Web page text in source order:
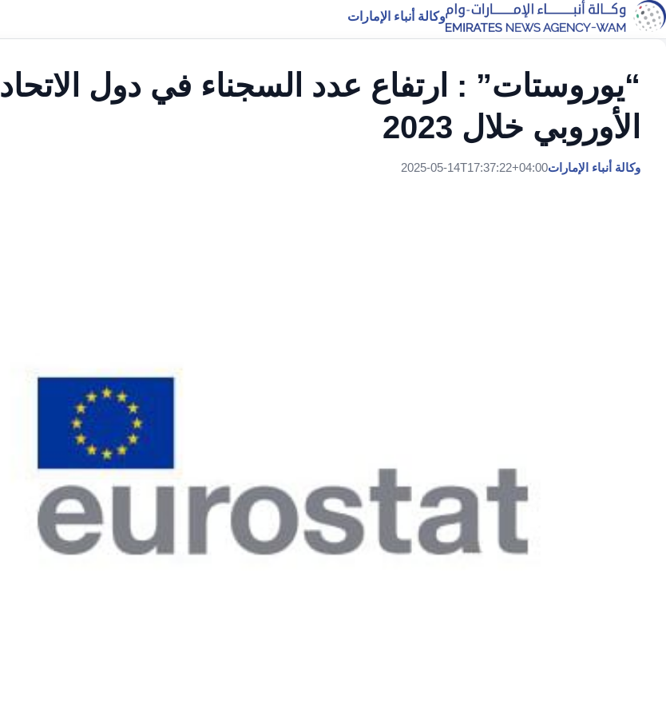
وكالة أنباء الإمارات
“يوروستات” : ارتفاع عدد السجناء في دول الاتحاد
الأوروبي خلال 2023
وكالة أنباء الإمارات2025-05-14T17:37:22+04:00